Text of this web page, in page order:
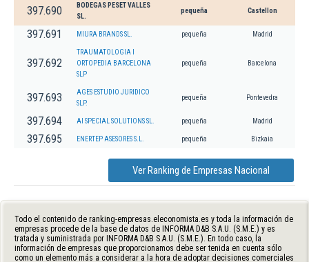
397.690
BODEGAS PESET VALLES
SL.
pequeña Castellon
397.691 MIURA BRANDS SL. pequeña Madrid
397.692
TRAUMATOLOGIA I
ORTOPEDIA BARCELONA
SLP
pequeña Barcelona
397.693
AGES ESTUDIO JURIDICO
SLP.
pequeña Pontevedra
397.694 AI SPECIAL SOLUTIONS SL. pequeña Madrid
397.695 ENERTEP ASESORES S.L. pequeña Bizkaia
Ver Ranking de Empresas Nacional
Todo el contenido de ranking-empresas.eleconomista.es y toda la información de
empresas procede de la base de datos de INFORMA D&B S.A.U. (S.M.E.) y es
tratada y suministrada por INFORMA D&B S.A.U. (S.M.E.). En todo caso, la
información de empresas que proporcionamos debe ser tenida en cuenta sólo
como un elemento más a considerar a la hora de adoptar decisiones comerciales